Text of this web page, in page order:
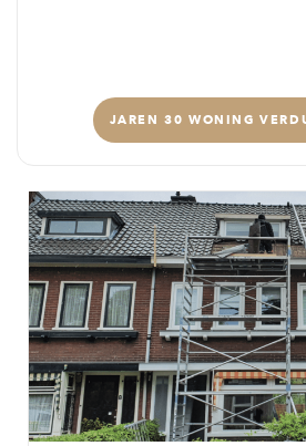
JAREN 30 WONING